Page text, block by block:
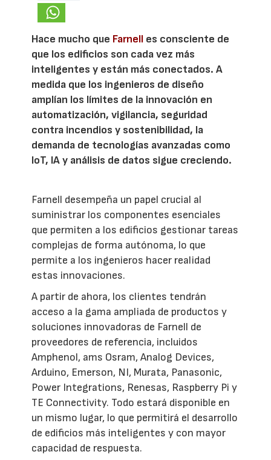
Hace mucho que Farnell es consciente de
que los edificios son cada vez más
inteligentes y están más conectados. A
medida que los ingenieros de diseño
amplían los límites de la innovación en
automatización, vigilancia, seguridad
contra incendios y sostenibilidad, la
demanda de tecnologías avanzadas como
IoT, IA y análisis de datos sigue creciendo.
Farnell desempeña un papel crucial al
suministrar los componentes esenciales
que permiten a los edificios gestionar tareas
complejas de forma autónoma, lo que
permite a los ingenieros hacer realidad
estas innovaciones.
A partir de ahora, los clientes tendrán
acceso a la gama ampliada de productos y
soluciones innovadoras de Farnell de
proveedores de referencia, incluidos
Amphenol, ams Osram, Analog Devices,
Arduino, Emerson, NI, Murata, Panasonic,
Power Integrations, Renesas, Raspberry Pi y
TE Connectivity. Todo estará disponible en
un mismo lugar, lo que permitirá el desarrollo
de edificios más inteligentes y con mayor
capacidad de respuesta.